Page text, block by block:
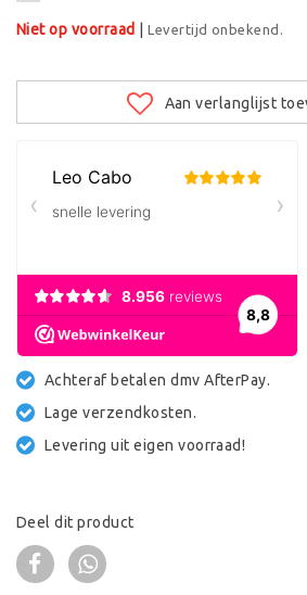
Niet op voorraad |Levertijd onbekend.
Aan verlanglijst
Achteraf betalen dmv AfterPay.
Lage verzendkosten.
Levering uit eigen voorraad!
Deel dit product